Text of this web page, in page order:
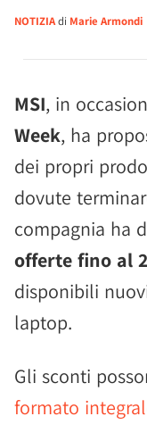
NOTIZIAdi Marie Armondi
MSI, in
Week, ha
dei propri
dovute
compagnia ha
offerte fino al
disponibili
laptop.
Gli sconti
formato